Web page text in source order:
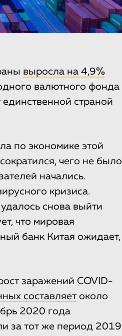
выросла на 4,9%
валютного фонда
страной
по экономике этой
чего не было
начались.
кризиса.
снова выйти
что мировая
банк Китая ожидает,
заражений COVID-
составляет около
2020 года
за тот же период 2019